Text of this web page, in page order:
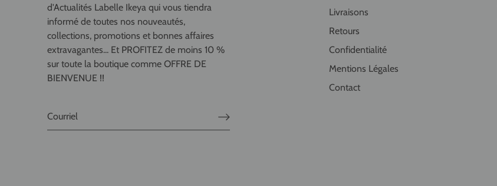
d'Actualités Labelle Ikeya qui vous tiendra
informé de toutes nos nouveautés,
collections, promotions et bonnes affaires
extravagantes... Et PROFITEZ de moins 10 %
sur toute la boutique comme OFFRE DE
BIENVENUE !!
Livraisons
Retours
Confidentialité
Mentions Légales
Contact